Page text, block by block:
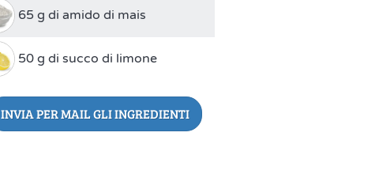
65 g di amido di mais
50 g di succo di limone
INVIA PER MAIL GLI INGREDIENTI